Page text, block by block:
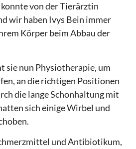
von der Tierärztin
wir haben Ivys Bein immer
Körper beim Abbau der
sie nun Physiotherapie, um
an die richtigen Positionen
die lange Schonhaltung mit
sich einige Wirbel und
und Antibiotikum,